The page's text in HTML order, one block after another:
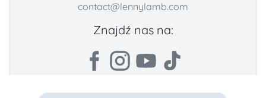
contact@lennylamb.com
Znajdź nas na: